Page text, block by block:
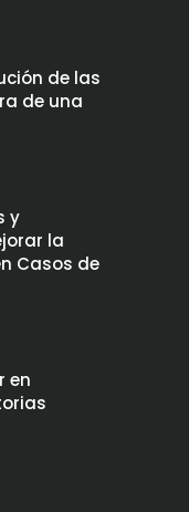
de las
de una
y
la
Casos de
en